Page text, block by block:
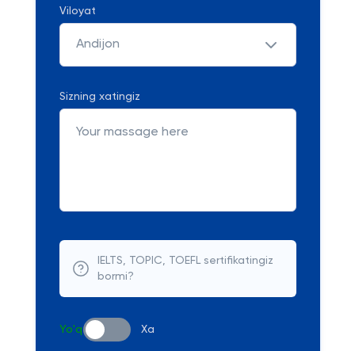
Viloyat
Andijon
Sizning xatingiz
IELTS, TOPIC, TOEFL sertifikatingiz
bormi?
Yo'q Xa